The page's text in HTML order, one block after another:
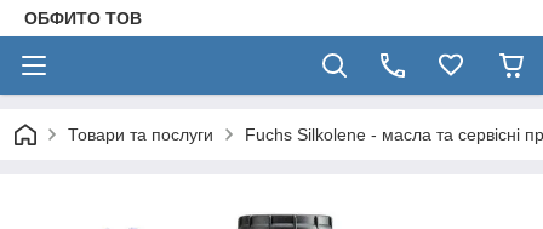
ОБФИТО ТОВ
Товари та послуги Fuchs Silkolene - масла та сервісні